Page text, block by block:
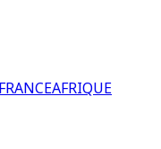
FRANCEAFRIQUE